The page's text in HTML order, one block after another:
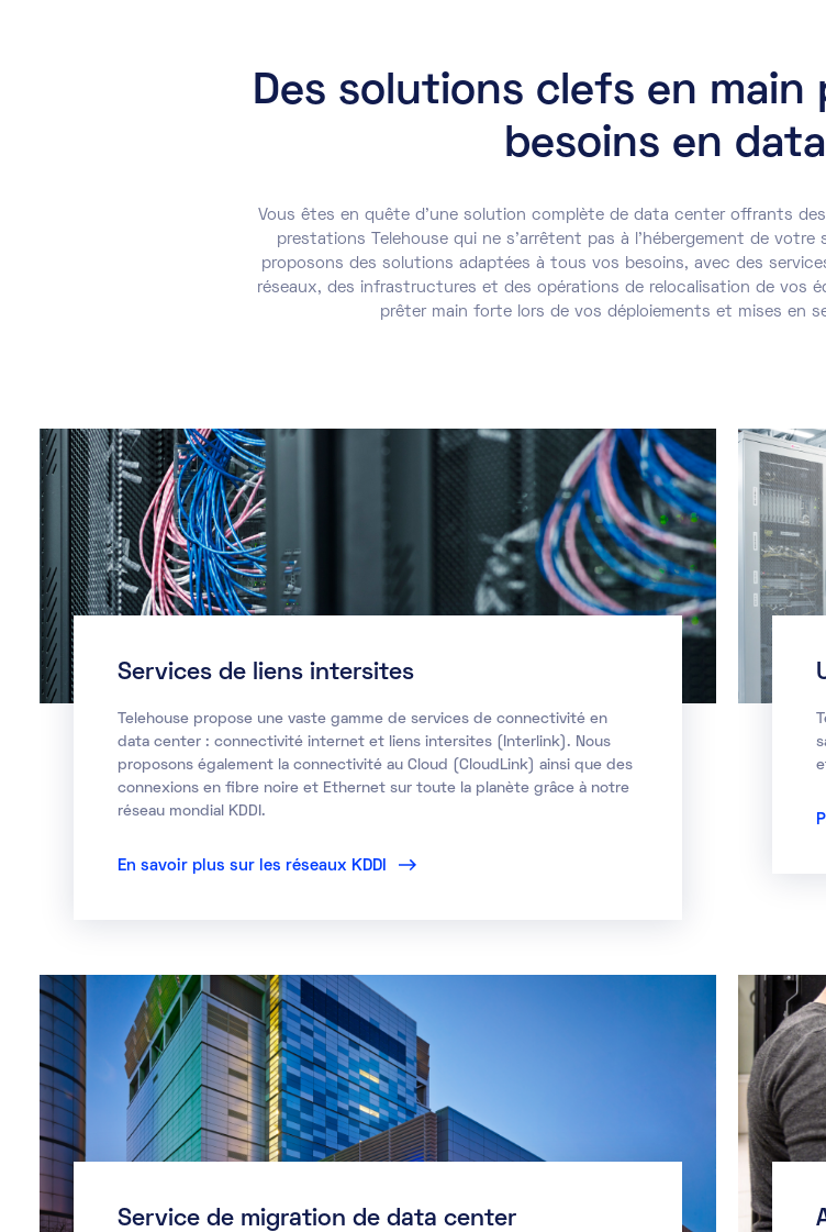
Des solutions clefs en main
besoins en
Vous êtes en quête d'une solution complète de data center offrants
prestations Telehouse qui ne s’arrêtent pas à l’hébergement de
proposons des solutions adaptées à tous vos besoins, avec des
réseaux, des infrastructures et des opérations de relocalisation de vos
prêter main forte lors de vos déploiements et mises en
Services de liens intersites
Telehouse propose une vaste gamme de services de connectivité en
data center : connectivité internet et liens intersites (Interlink). Nous
proposons également la connectivité au Cloud (CloudLink) ainsi que des
connexions en fibre noire et Ethernet sur toute la planète grâce à notre
réseau mondial KDDI.
En savoir plus sur les réseaux KDDI
Service de migration de data center